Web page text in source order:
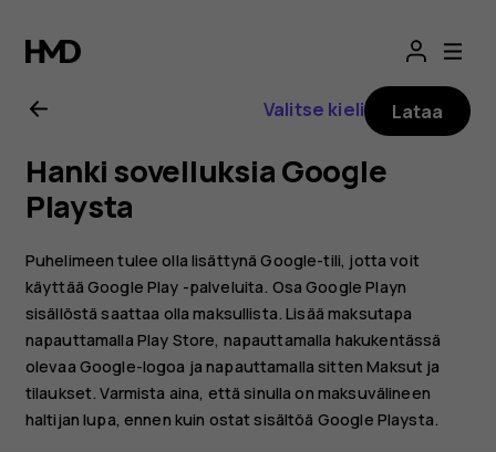
Nokia
G21
käyttöopas
Valitse kieli Lataa
Hanki sovelluksia Google
Playsta
Puhelimeen tulee olla lisättynä Google-tili, jotta voit
käyttää Google Play -palveluita. Osa Google Playn
sisällöstä saattaa olla maksullista. Lisää maksutapa
napauttamalla Play Store, napauttamalla hakukentässä
olevaa Google-logoa ja napauttamalla sittenMaksut ja
tilaukset. Varmista aina, että sinulla on maksuvälineen
haltijan lupa, ennen kuin ostat sisältöä Google Playsta.